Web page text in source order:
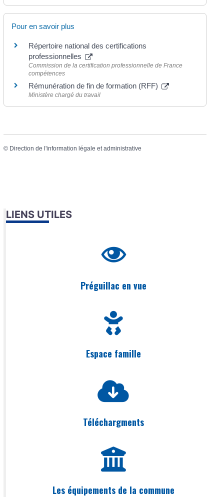
Pour en savoir plus
Répertoire national des certifications
professionnelles
Commission de la certification professionnelle de France
compétences
Rémunération de fin de formation (RFF)
Ministère chargé du travail
© Direction de l'information légale et administrative
LIENS UTILES
Préguillac en vue
Espace famille
Téléchargments
Les équipements de la commune